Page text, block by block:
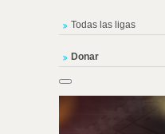
Todas las ligas
Donar